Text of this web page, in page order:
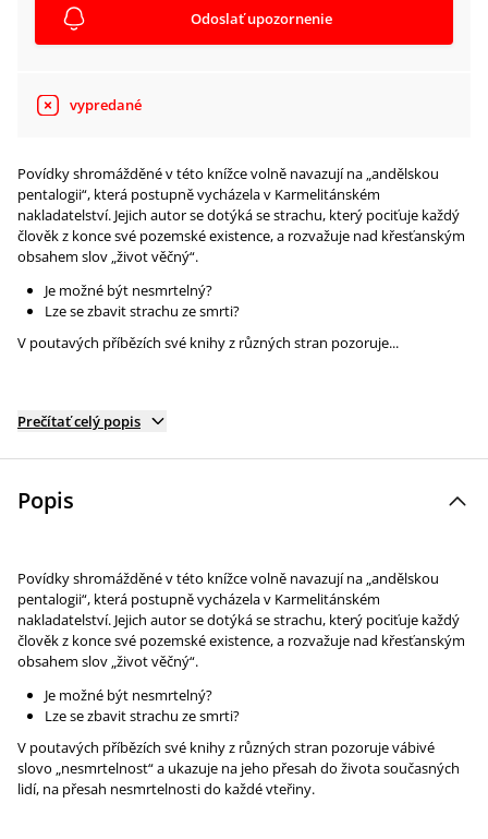
Odoslať upozornenie
vypredané
Povídky shromážděné v této knížce volně navazují na „andělskou
pentalogii“, která postupně vycházela v Karmelitánském
nakladatelství. Jejich autor se dotýká se strachu, který pociťuje každý
člověk z konce své pozemské existence, a rozvažuje nad křesťanským
obsahem slov „život věčný“.
Je možné být nesmrtelný?
Lze se zbavit strachu ze smrti?
V poutavých příbězích své knihy z různých stran pozoruje...
Prečítať celý popis
Popis
Povídky shromážděné v této knížce volně navazují na „andělskou
pentalogii“, která postupně vycházela v Karmelitánském
nakladatelství. Jejich autor se dotýká se strachu, který pociťuje každý
člověk z konce své pozemské existence, a rozvažuje nad křesťanským
obsahem slov „život věčný“.
Je možné být nesmrtelný?
Lze se zbavit strachu ze smrti?
V poutavých příbězích své knihy z různých stran pozoruje vábivé
slovo „nesmrtelnost“ a ukazuje na jeho přesah do života současných
lidí, na přesah nesmrtelnosti do každé vteřiny.